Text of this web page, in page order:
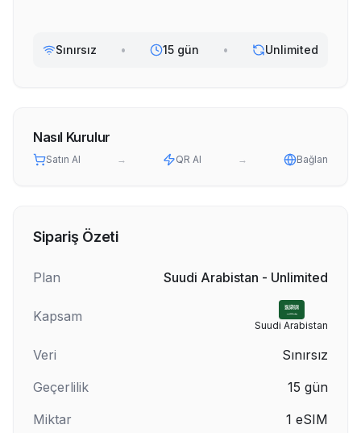
Sınırsız • 15 gün • Unlimited
Nasıl Kurulur
Satın Al → QR Al → Bağlan
Sipariş Özeti
Plan Suudi Arabistan - Unlimited
Kapsam
Suudi Arabistan
Veri
Sınırsız
Geçerlilik
15 gün
Miktar
1 eSIM